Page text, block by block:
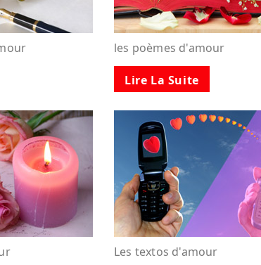
les poèmes d'amour
Lire La Suite
Les textos d'amour